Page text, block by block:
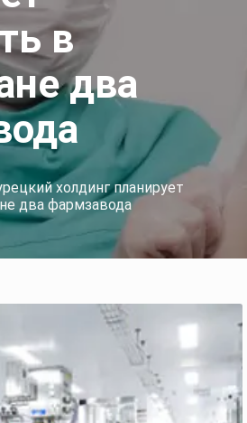
в
два
холдинг планирует
два фармзавода